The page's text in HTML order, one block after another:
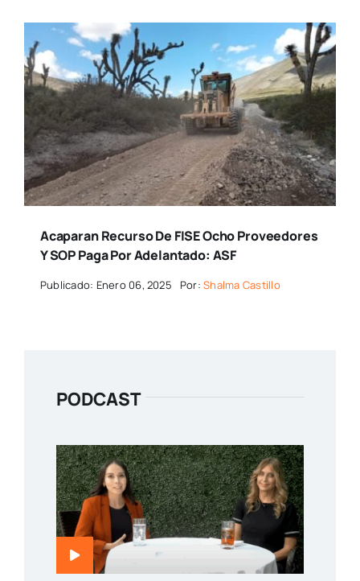
Acaparan Recurso De FISE Ocho Proveedores
Y SOP Paga Por Adelantado: ASF
Publicado: Enero 06, 2025 Por:Shalma Castillo
PODCAST